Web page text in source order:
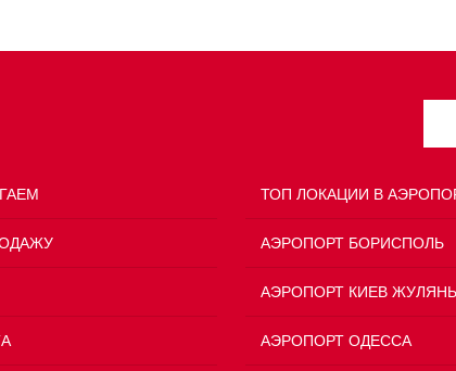
ТОП ЛОКАЦИИ В
АЭРОПОРТ БОРИСПОЛЬ
АЭРОПОРТ КИЕВ
АЭРОПОРТ ОДЕССА